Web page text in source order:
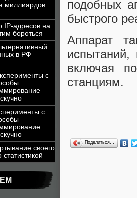
миллиардов
IP-адресов на
бороться
в РФ
с
с
своего
подобных
быстрого
Аппарат
испытаний,
включая
станциям.
Поделиться…